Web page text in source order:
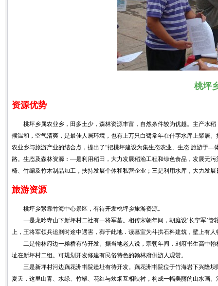
桃坪
资源优势
桃坪乡属农业乡，田多土少，森林资源丰富，自然条件较为优越。主产水稻
候温和，空气清爽，是最佳人居环境，也有上万只白鹭常年在什字水库上聚居
农业乡与旅游产业的结合点，提出了“把桃坪建设为集生态农业、生态 旅游于
路。生态及森林资源：—是利用稻田，大力发展稻渔工程和绿色食品，发展无
椅、竹编及竹木制品加工，扶持发展个体和私营企业；三是利用水库，大力发
旅游资源
桃坪乡紧靠竹海中心景区，有待开发桃坪乡旅游资源。
一是龙吟寺山下新坪村二社有一将军墓。相传宋朝年间，朝庭设‘长宁军’管
上，王将军领兵追刹时途中遇害，葬于此地．读墓室为斗拱石料建筑，壁上有
二是翰林府边一粮桥有待开发。据当地老人说，宗朝年间，刘府书生高中翰
址在新坪村二组。可规划开发修建有民俗特色的翰林府供游人观赏。
三是新坪村河边藕花洲书院遗址有待开发。藕花洲书院位于竹海岩下兴隆坝
夏天，这里山青、水绿、竹翠、花红与炊烟互相映衬，构成一幅美丽的山水画